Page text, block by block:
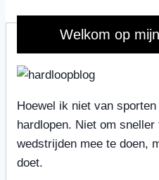
Welkom op
Hoewel ik niet van
hardlopen. Niet om
wedstrijden mee te doen,
doet.